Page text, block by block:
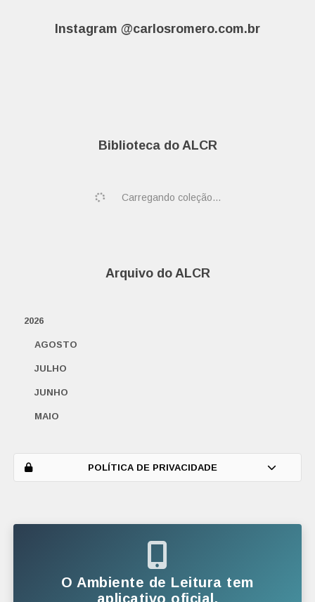
Instagram @carlosromero.com.br
Biblioteca do ALCR
Carregando coleção...
Arquivo do ALCR
2026
AGOSTO
JULHO
JUNHO
MAIO
POLÍTICA DE PRIVACIDADE
O Ambiente de Leitura tem
aplicativo oficial.